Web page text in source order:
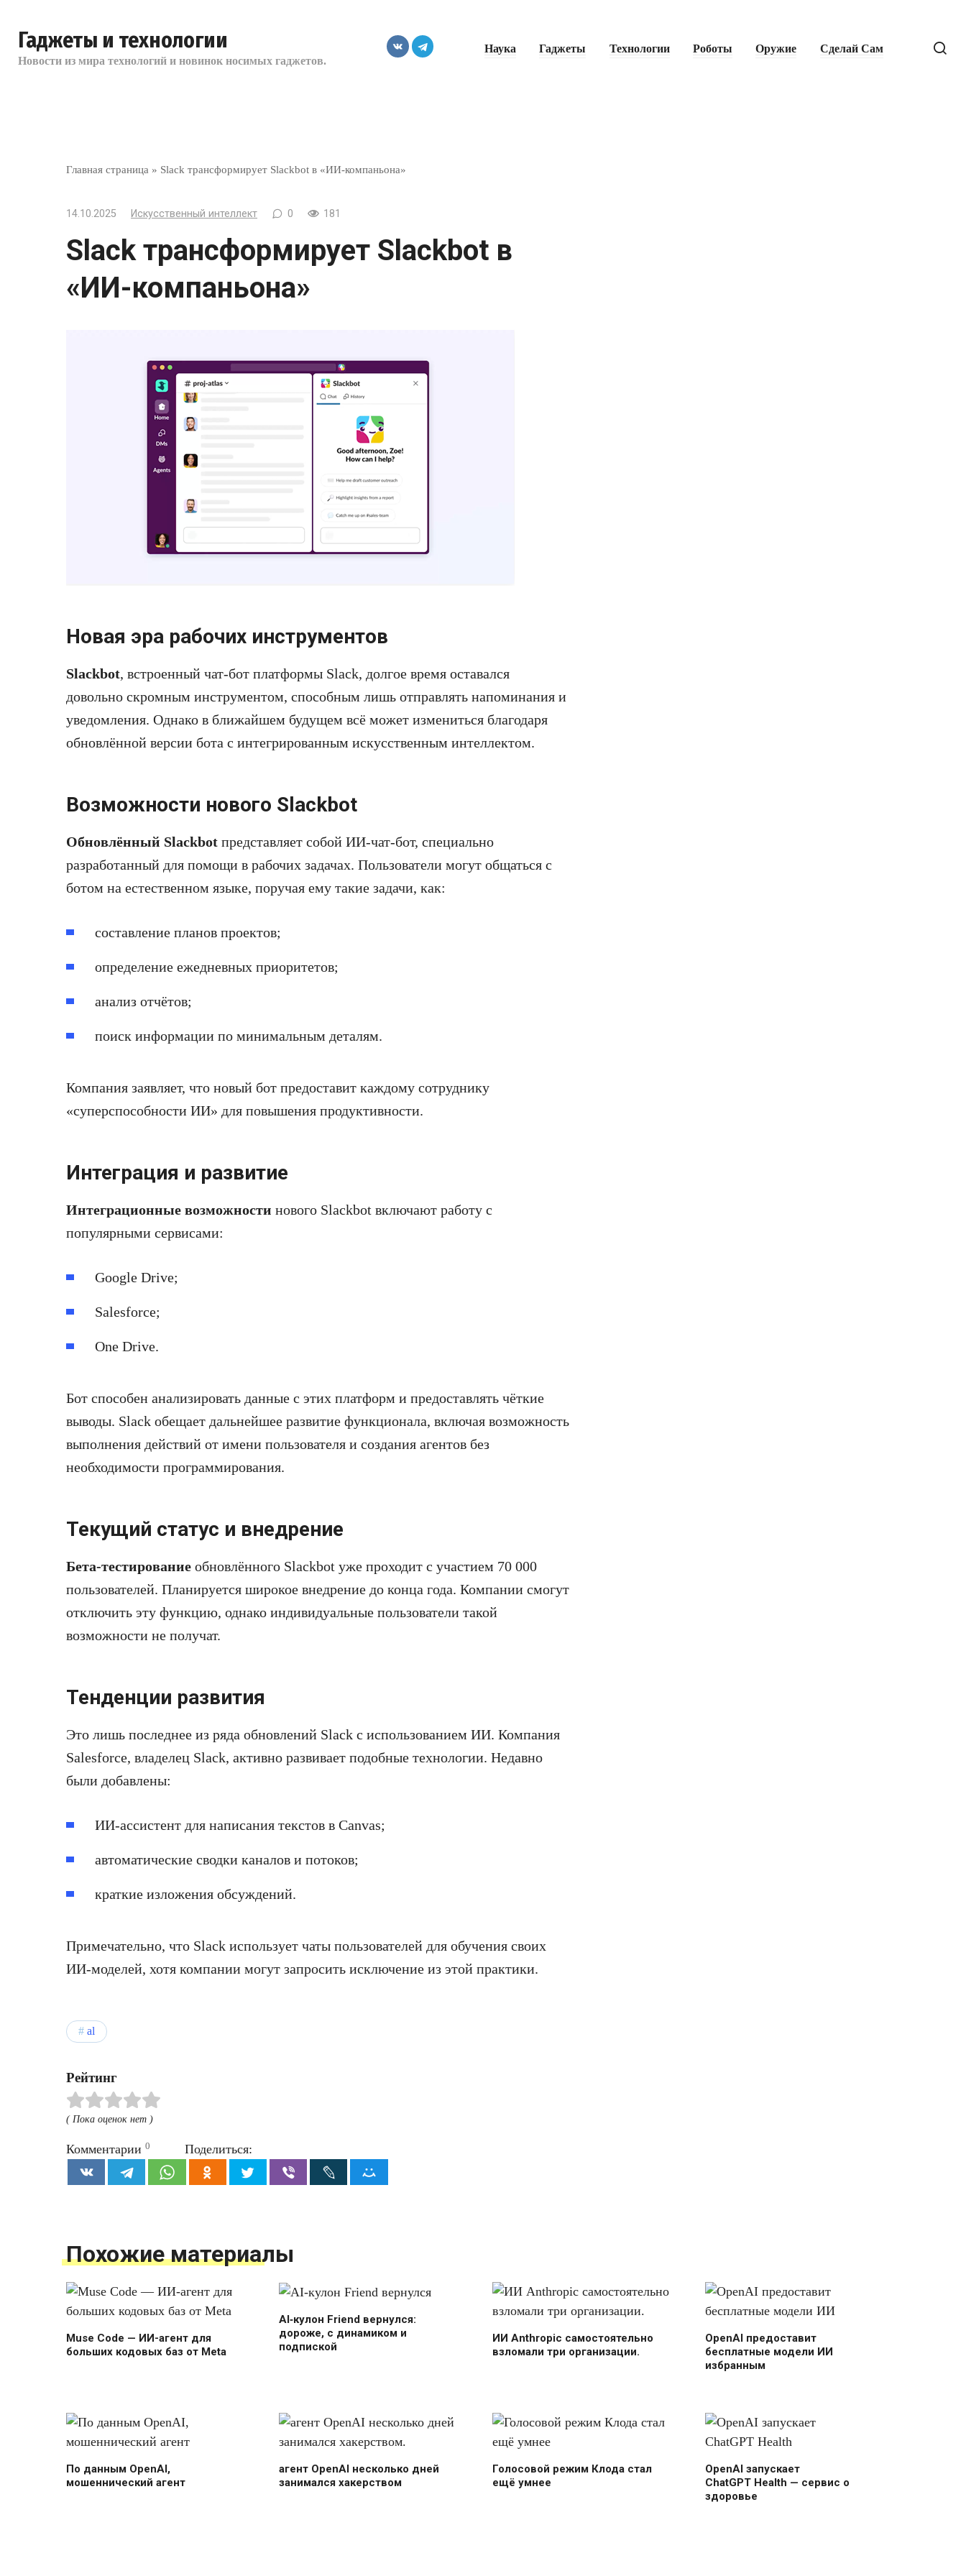
контенту
Гаджеты и технологии
Новости из мира технологий и новинок носимых гаджетов.
Наука Гаджеты Технологии Роботы Оружие Сделай Сам
Главная страница » Slack трансформирует Slackbot в «ИИ-компаньона»
14.10.2025 Искусственный интеллект 0 181
Slack трансформирует Slackbot в
«ИИ-компаньона»
Новая эра рабочих инструментов
Slackbot, встроенный чат-бот платформы Slack, долгое время оставался
довольно скромным инструментом, способным лишь отправлять напоминания и
уведомления. Однако в ближайшем будущем всё может измениться благодаря
обновлённой версии бота с интегрированным искусственным интеллектом.
Возможности нового Slackbot
Обновлённый Slackbot представляет собой ИИ-чат-бот, специально
разработанный для помощи в рабочих задачах. Пользователи могут общаться с
ботом на естественном языке, поручая ему такие задачи, как:
составление планов проектов;
определение ежедневных приоритетов;
анализ отчётов;
поиск информации по минимальным деталям.
Компания заявляет, что новый бот предоставит каждому сотруднику
«суперспособности ИИ» для повышения продуктивности.
Интеграция и развитие
Интеграционные возможности нового Slackbot включают работу с
популярными сервисами:
Google Drive;
Salesforce;
One Drive.
Бот способен анализировать данные с этих платформ и предоставлять чёткие
выводы. Slack обещает дальнейшее развитие функционала, включая возможность
выполнения действий от имени пользователя и создания агентов без
необходимости программирования.
Текущий статус и внедрение
Бета-тестирование обновлённого Slackbot уже проходит с участием 70 000
пользователей. Планируется широкое внедрение до конца года. Компании смогут
отключить эту функцию, однако индивидуальные пользователи такой
возможности не получат.
Тенденции развития
Это лишь последнее из ряда обновлений Slack с использованием ИИ. Компания
Salesforce, владелец Slack, активно развивает подобные технологии. Недавно
были добавлены:
ИИ-ассистент для написания текстов в Canvas;
автоматические сводки каналов и потоков;
краткие изложения обсуждений.
Примечательно, что Slack использует чаты пользователей для обучения своих
ИИ-моделей, хотя компании могут запросить исключение из этой практики.
al
Рейтинг
( Пока оценок нет )
Комментарии 0 Поделиться:
Похожие материалы
Muse Code — ИИ-агент для
больших кодовых баз от Meta
AI‑кулон Friend вернулся:
дороже, с динамиком и
подпиской
ИИ Anthropic самостоятельно
взломали три организации.
OpenAI предоставит
бесплатные модели ИИ
избранным
По данным OpenAI,
мошеннический агент
агент OpenAI несколько дней
занимался хакерством
Голосовой режим Клода стал
ещё умнее
OpenAI запускает
ChatGPT Health — сервис о
здоровье